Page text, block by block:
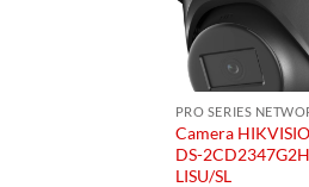
Camera
DS-
LISU/SL